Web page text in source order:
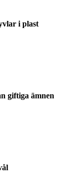
i plast
giftiga ämnen